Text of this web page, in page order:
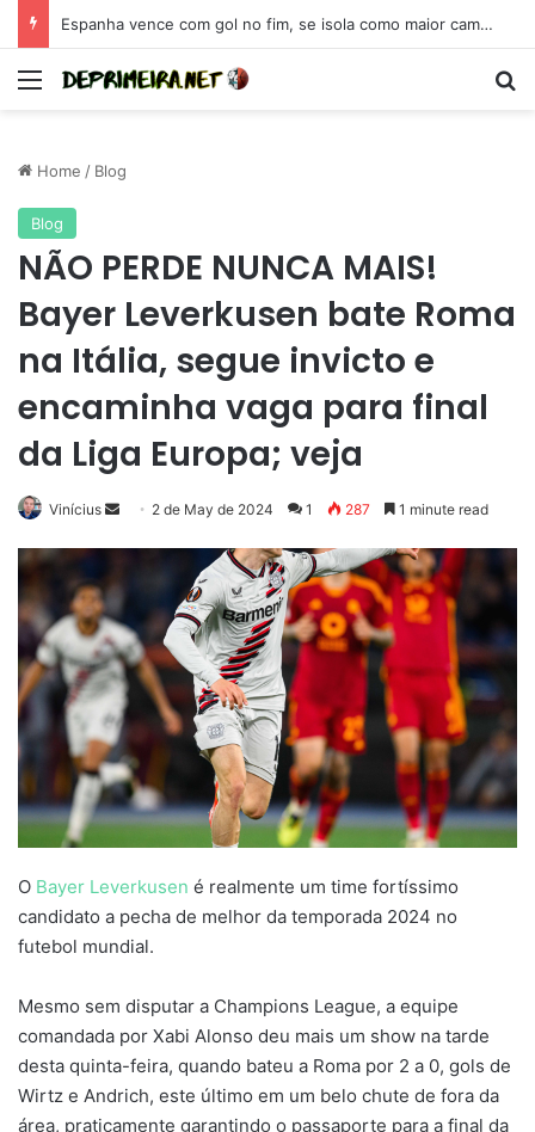
Espanha vence com gol no fim, se isola como maior campeã da Eurocopa e se coloca como candidata para 2026
Menu
Home / Blog
Blog
NÃO PERDE NUNCA MAIS!
Bayer Leverkusen bate Roma
na Itália, segue invicto e
encaminha vaga para final
da Liga Europa; veja
Vinícius
Send 2 de May de 2024 1 287 1 minute read
O Bayer Leverkusen é realmente um time fortíssimo
candidato a pecha de melhor da temporada 2024 no
futebol mundial.
Mesmo sem disputar a Champions League, a equipe
comandada por Xabi Alonso deu mais um show na tarde
desta quinta-feira, quando bateu a Roma por 2 a 0, gols de
Wirtz e Andrich, este último em um belo chute de fora da
área, praticamente garantindo o passaporte para a final da